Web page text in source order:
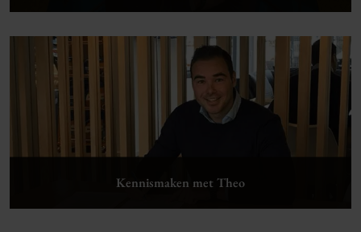
Lees verder
Kennismaken met Theo